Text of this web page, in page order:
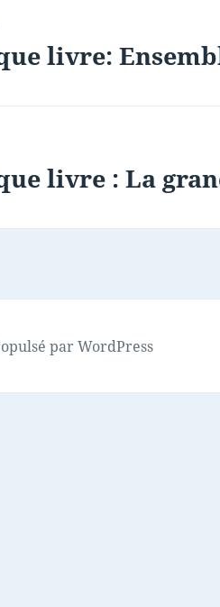
livre:
livre : La
par WordPress